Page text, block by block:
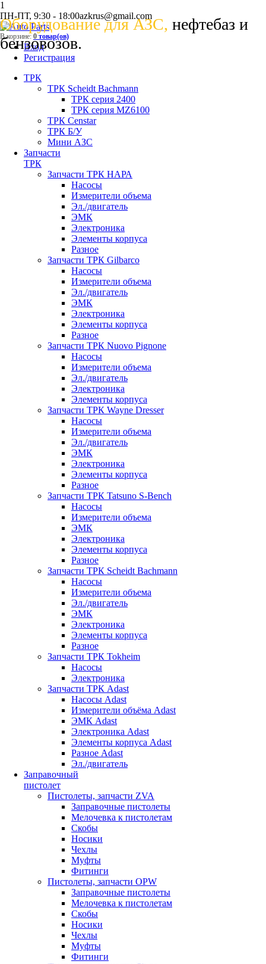
1
Оборудование для АЗС, нефтебаз и
бензовозов.
ПН-ПТ, 9:30 - 18:00azkrus@gmail.com
В корзине: 0 товар(ов)
Вход
Регистрация
ТРК
ТРК Scheidt Bachmann
ТРК серия 2400
ТРК серия MZ6100
ТРК Censtar
ТРК Б/У
Мини АЗС
Запчасти
ТРК
Запчасти ТРК НАРА
Насосы
Измерители объема
Эл./двигатель
ЭМК
Электроника
Элементы корпуса
Разное
Запчасти ТРК Gilbarco
Насосы
Измерители объема
Эл./двигатель
ЭМК
Электроника
Элементы корпуса
Разное
Запчасти ТРК Nuovo Pignone
Насосы
Измерители объема
Эл./двигатель
Электроника
Элементы корпуса
Запчасти ТРК Wayne Dresser
Насосы
Измерители объема
Эл./двигатель
ЭМК
Электроника
Элементы корпуса
Разное
Запчасти ТРК Tatsuno S-Bench
Насосы
Измерители объема
ЭМК
Электроника
Элементы корпуса
Разное
Запчасти ТРК Scheidt Bachmann
Насосы
Измерители объема
Эл./двигатель
ЭМК
Электроника
Элементы корпуса
Разное
Запчасти ТРК Tokheim
Насосы
Электроника
Запчасти ТРК Adast
Насосы Adast
Измерители объёма Adast
ЭМК Adast
Электроника Adast
Элементы корпуса Adast
Разное Adast
Эл./двигатель
Заправочный
пистолет
Пистолеты, запчасти ZVA
Заправочные пистолеты
Мелочевка к пистолетам
Скобы
Носики
Чехлы
Муфты
Фитинги
Пистолеты, запчасти OPW
Заправочные пистолеты
Мелочевка к пистолетам
Скобы
Носики
Чехлы
Муфты
Фитинги